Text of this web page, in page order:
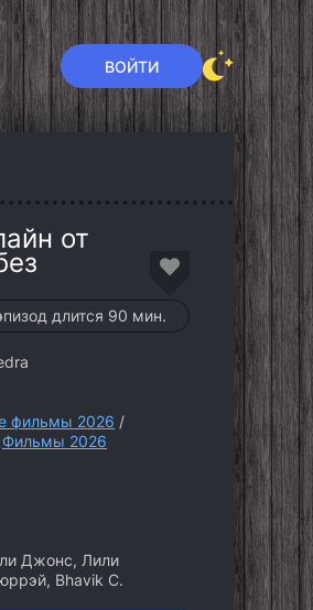
ВОЙТИ
от
длится 90 мин.
фильмы 2026 /
Фильмы 2026
Джонс, Лили
Bhavik C.